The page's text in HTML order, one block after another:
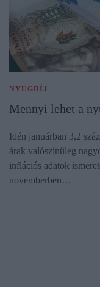
NYUGDÍJ
Mennyi lehet a
Idén januárban 3,2
árak valószínűleg
inflációs adatok
novemberben…